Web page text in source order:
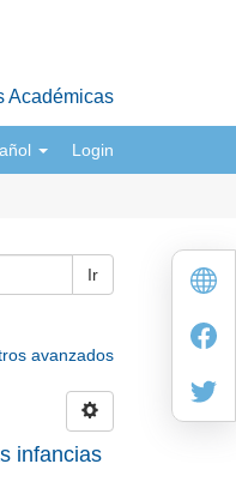
Académicas
Login
Ir
avanzados
infancias